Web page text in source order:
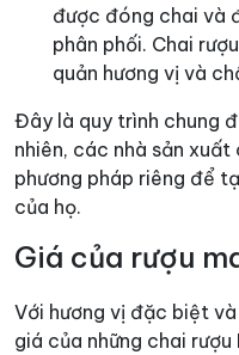
được đóng chai và
phân phối. Chai
quản hương vị và
Đây là quy trình chung
nhiên, các nhà sản
phương pháp riêng để
của họ.
Giá của rượu
Với hương vị đặc biệt
giá của những chai